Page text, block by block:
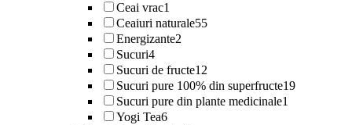
Ceai vrac1
Ceaiuri naturale55
Energizante2
Sucuri4
Sucuri de fructe12
Sucuri pure 100% din superfructe19
Sucuri pure din plante medicinale1
Yogi Tea6